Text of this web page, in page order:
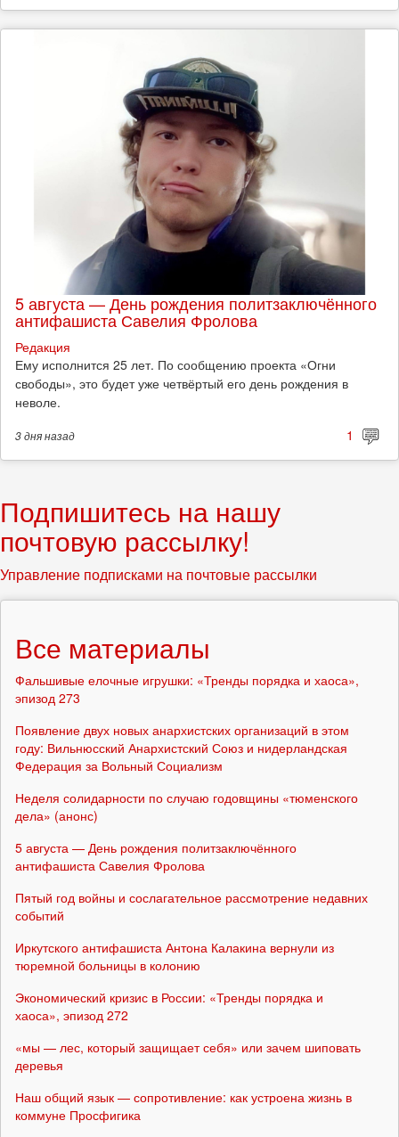
5 августа — День рождения политзаключённого
антифашиста Савелия Фролова
Редакция
Ему исполнится 25 лет. По сообщению проекта «Огни
свободы», это будет уже четвёртый его день рождения в
неволе.
3 дняназад 1
Подпишитесь на нашу
почтовую рассылку!
Управление подписками на почтовые рассылки
Все материалы
Фальшивые елочные игрушки: «Тренды порядка и хаоса»,
эпизод 273
Появление двух новых анархистских организаций в этом
году: Вильнюсский Анархистский Союз и нидерландская
Федерация за Вольный Социализм
Неделя солидарности по случаю годовщины «тюменского
дела» (анонс)
5 августа — День рождения политзаключённого
антифашиста Савелия Фролова
Пятый год войны и сослагательное рассмотрение недавних
событий
Иркутского антифашиста Антона Калакина вернули из
тюремной больницы в колонию
Экономический кризис в России: «Тренды порядка и
хаоса», эпизод 272
«мы — лес, который защищает себя» или зачем шиповать
деревья
Наш общий язык — сопротивление: как устроена жизнь в
коммуне Просфигика